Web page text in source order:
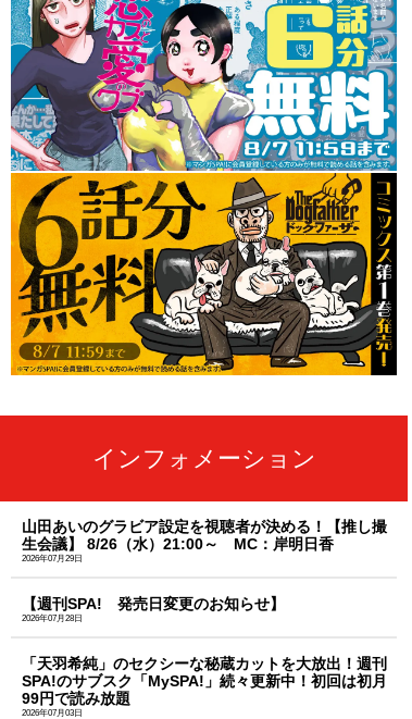
インフォメーション
山田あいのグラビア設定を視聴者が決める！【推し撮
生会議】 8/26（水）21:00～ MC：岸明日香
2026年07月29日
【週刊SPA! 発売日変更のお知らせ】
2026年07月28日
「天羽希純」のセクシーな秘蔵カットを大放出！週刊
SPA!のサブスク「MySPA!」続々更新中！初回は初月
99円で読み放題
2026年07月03日